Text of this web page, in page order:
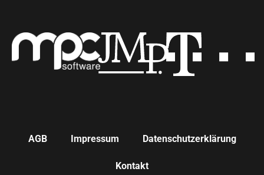
AGB Impressum Datenschutzerklärung
Kontakt